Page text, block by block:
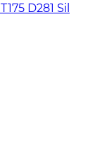
D281 Sil